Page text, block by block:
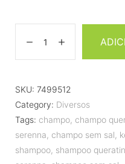
SKU: 7499512
Category: Diversos
Tags: champo, champo
serenna, champo sem sal,
shampoo, shampoo